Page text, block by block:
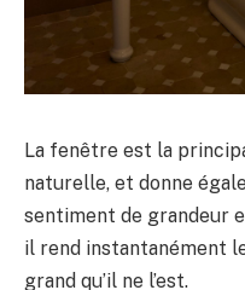
La fenêtre est la
naturelle, et donne
sentiment de grandeur
il rend instantanément
grand qu’il ne l’est.